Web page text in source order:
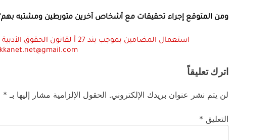
ومن المتوقع إجراء تحقيقات مع أشخاص آخرين متورطين ومشتبه
اترك تعليقاً
لن يتم نشر عنوان بريدك الإلكتروني. الحقول الإلزامية مشار إليها بـ *
التعليق *